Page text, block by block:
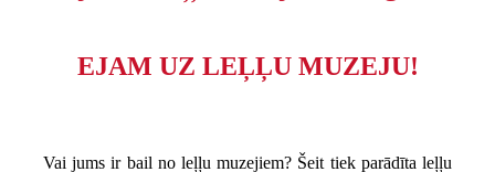
EJAM UZ LEĻĻU MUZEJU!
Vai jums ir bail no leļļu muzejiem? Šeit tiek parādīta leļļu